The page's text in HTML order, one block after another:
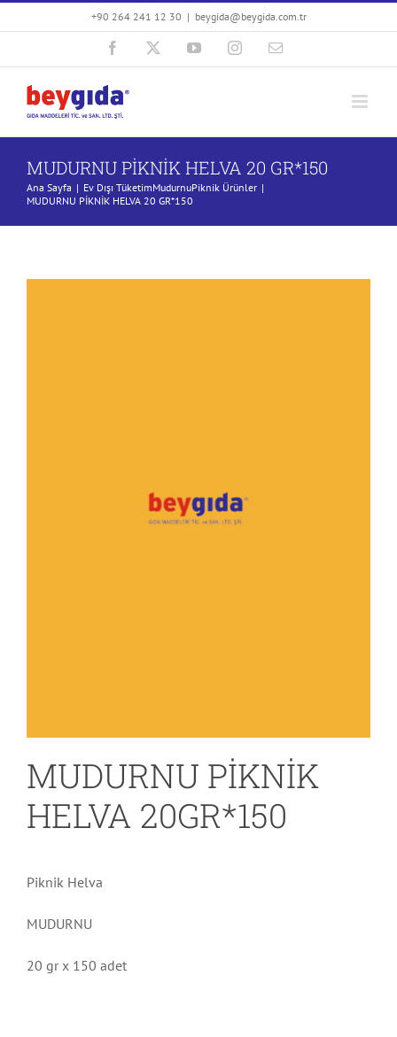
to
+90 264 241 12 30 | beygida@beygida.com.tr
Facebook YouTubeInstagram
E-
MUDURNU PİKNİK HELVA 20 GR*150
Ana Sayfa Ev Dışı TüketimMudurnuPiknik Ürünler
MUDURNU PİKNİK HELVA 20 GR*150
MUDURNU PİKNİK
HELVA 20GR*150
Piknik Helva
MUDURNU
20 gr x 150 adet